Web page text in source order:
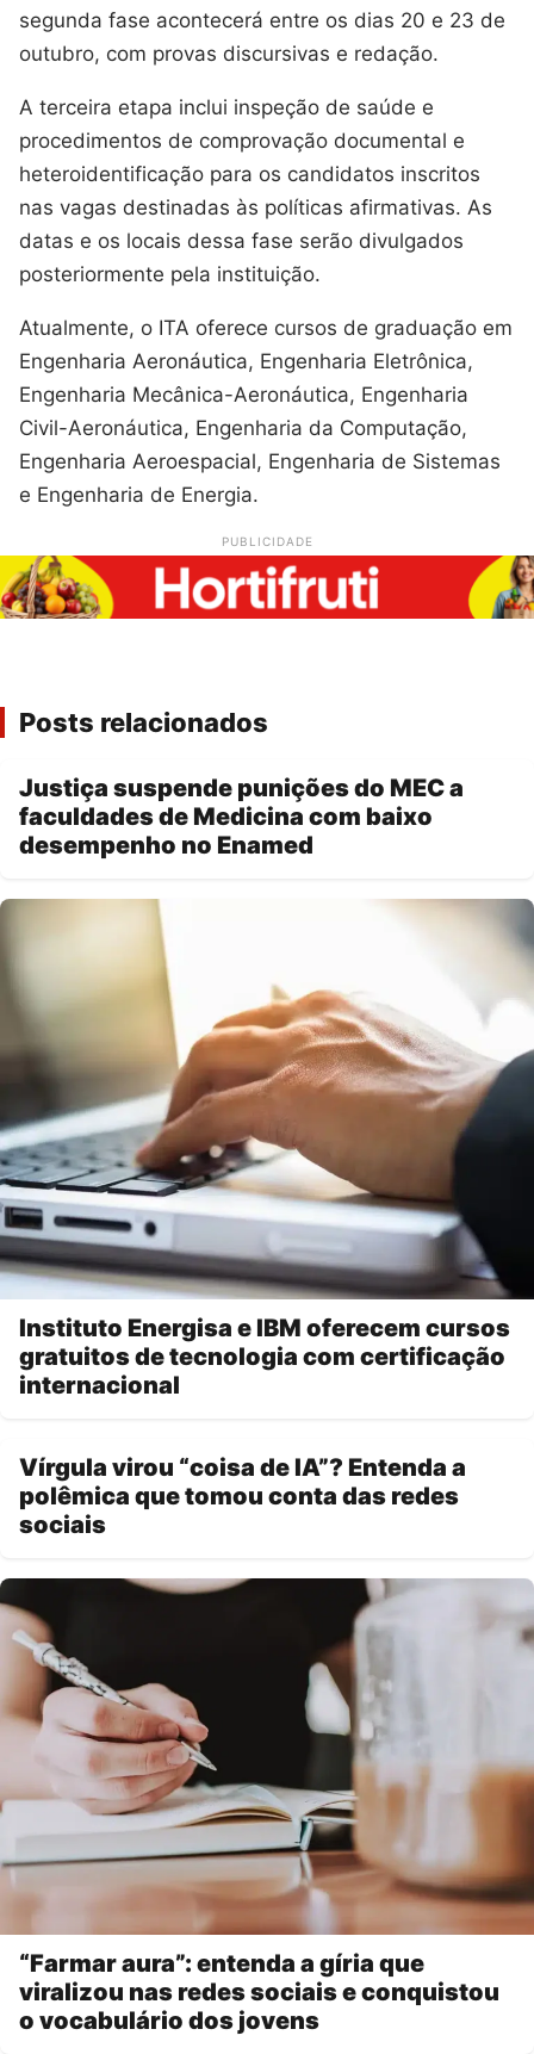
segunda fase acontecerá entre os dias 20 e 23 de
outubro, com provas discursivas e redação.
A terceira etapa inclui inspeção de saúde e
procedimentos de comprovação documental e
heteroidentificação para os candidatos inscritos
nas vagas destinadas às políticas afirmativas. As
datas e os locais dessa fase serão divulgados
posteriormente pela instituição.
Atualmente, o ITA oferece cursos de graduação em
Engenharia Aeronáutica, Engenharia Eletrônica,
Engenharia Mecânica-Aeronáutica, Engenharia
Civil-Aeronáutica, Engenharia da Computação,
Engenharia Aeroespacial, Engenharia de Sistemas
e Engenharia de Energia.
PUBLICIDADE
Posts relacionados
Justiça suspende punições do MEC a
faculdades de Medicina com baixo
desempenho no Enamed
Instituto Energisa e IBM oferecem cursos
gratuitos de tecnologia com certificação
internacional
Vírgula virou “coisa de IA”? Entenda a
polêmica que tomou conta das redes
sociais
“Farmar aura”: entenda a gíria que
viralizou nas redes sociais e conquistou
o vocabulário dos jovens